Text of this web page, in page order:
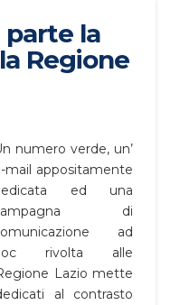
parte la
Regione
numero verde, un’
mail appositamente
ed una
di
ad
rivolta alle
Lazio mette
al contrasto